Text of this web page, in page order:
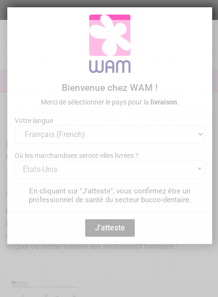
Aller
contenu
DTE WOODPECKER - Kit endo - Inserts compatibles
DTE®/SATELEC®
DTE WOODPECKER - Kit endo - Inserts
compatibles DTE®/SATELEC®
216,00 €
Référence : PK-WP-KITENDOGL
Retrouvez notre nouveau kit endo avec une sélection des
inserts les plus utiles que ce soit pour ouvrir une cavité
d'accès, déposer une prothèse, repérer les entrées des canaux,
irriguer ou même extraire des instruments fracturés !
Bienvenue chez WAM !
Merci de sélectionner le pays pour la livraison.
Votre langue
Où les marchandises seront-elles livrées ?
États-Unis
En cliquant sur "J'atteste", vous confirmez être un
professionnel de santé du secteur bucco-dentaire.
J'atteste